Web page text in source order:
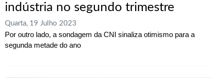
indústria no segundo trimestre
Quarta, 19 Julho 2023
Por outro lado, a sondagem da CNI sinaliza otimismo para a
segunda metade do ano